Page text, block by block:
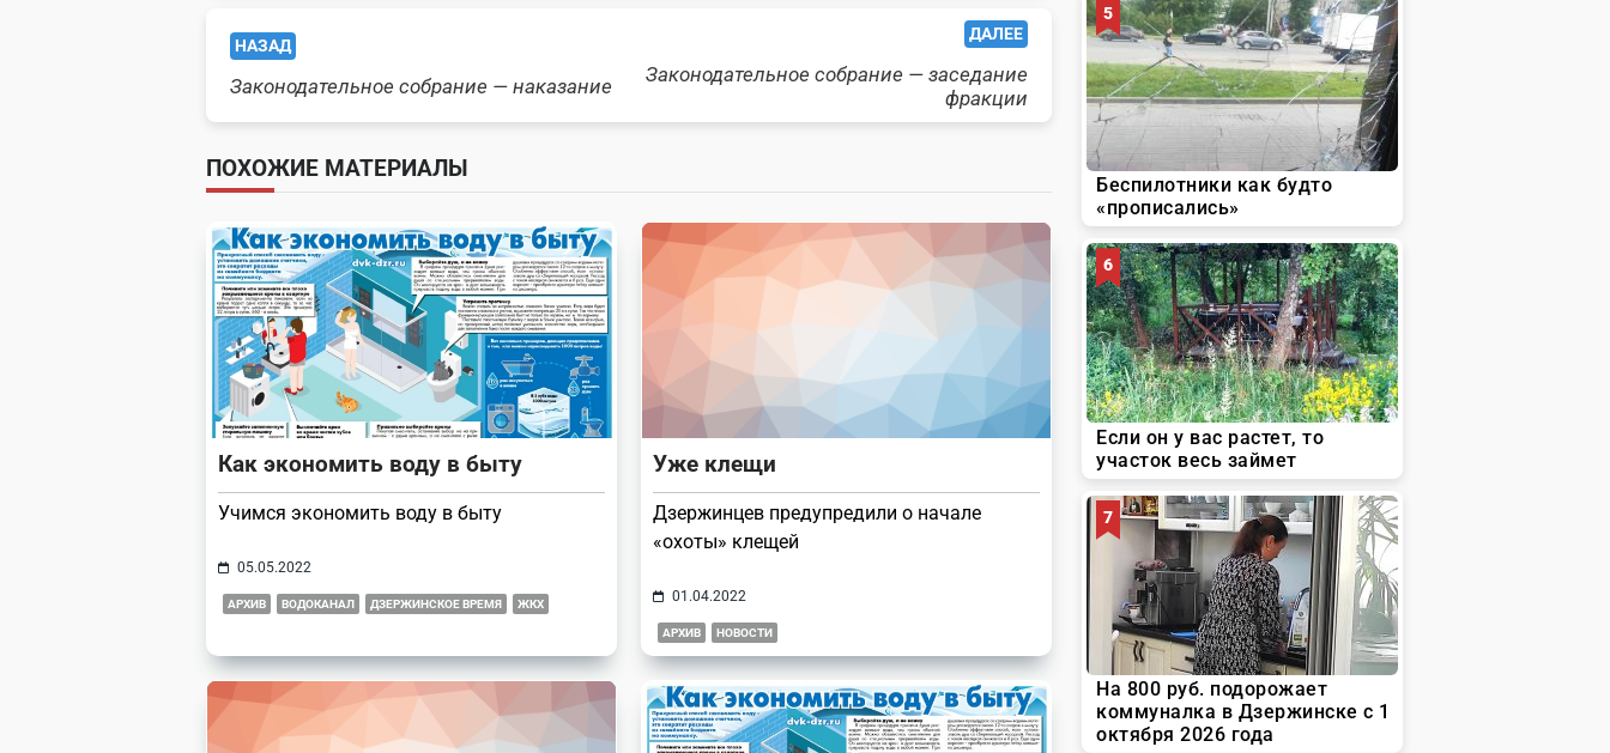
<span
class="nav-
screen-
reader-
text">Page</span>
НАЗАД
Законодательное собрание — наказание
ДАЛЕЕ
Законодательное собрание — заседание
фракции
ПОХОЖИЕ МАТЕРИАЛЫ
Как экономить воду в быту
Учимся экономить воду в быту
05.05.2022
АРХИВ ВОДОКАНАЛ ДЗЕРЖИНСКОЕ ВРЕМЯ ЖКХ
Уже клещи
Дзержинцев предупредили о начале
«охоты» клещей
01.04.2022
АРХИВ НОВОСТИ